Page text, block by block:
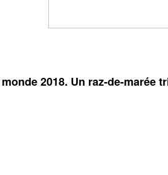
2018. Un raz-de-marée